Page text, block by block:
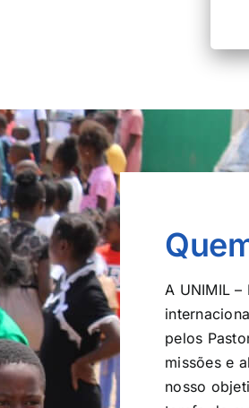
A UNIMIL
pelos
missões e
nosso